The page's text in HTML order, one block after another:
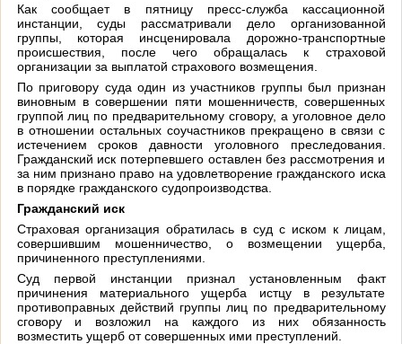
Как сообщает в пятницу пресс-служба кассационной
инстанции, суды рассматривали дело организованной
группы, которая инсценировала дорожно-транспортные
происшествия, после чего обращалась к страховой
организации за выплатой страхового возмещения.
По приговору суда один из участников группы был признан
виновным в совершении пяти мошенничеств, совершенных
группой лиц по предварительному сговору, а уголовное дело
в отношении остальных соучастников прекращено в связи с
истечением сроков давности уголовного преследования.
Гражданский иск потерпевшего оставлен без рассмотрения и
за ним признано право на удовлетворение гражданского иска
в порядке гражданского судопроизводства.
Гражданский иск
Страховая организация обратилась в суд с иском к лицам,
совершившим мошенничество, о возмещении ущерба,
причиненного преступлениями.
Суд первой инстанции признал установленным факт
причинения материального ущерба истцу в результате
противоправных действий группы лиц по предварительному
сговору и возложил на каждого из них обязанность
возместить ущерб от совершенных ими преступлений.